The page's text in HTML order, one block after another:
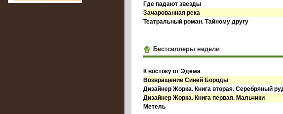
Где падают звезды
Зачарованная река
Театральный роман. Тайному другу
Бестселлеры недели
К востоку от Эдема
Возвращение Синей Бороды
Дизайнер Жорка. Книга вторая. Серебряный
Дизайнер Жорка. Книга первая. Мальчики
Метель